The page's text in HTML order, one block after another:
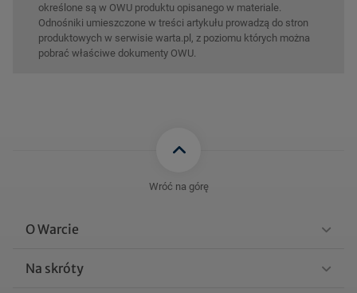
określone są w OWU produktu opisanego w materiale.
Odnośniki umieszczone w treści artykułu prowadzą do stron
produktowych w serwisie warta.pl, z poziomu których można
pobrać właściwe dokumenty OWU.
Wróć na górę
O Warcie
Na skróty